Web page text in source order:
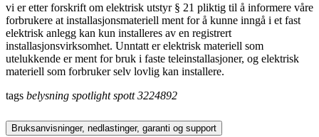
vi er etter forskrift om elektrisk utstyr § 21 pliktig til å informere våre
forbrukere at installasjonsmateriell ment for å kunne inngå i et fast
elektrisk anlegg kan kun installeres av en registrert
installasjonsvirksomhet. Unntatt er elektrisk materiell som
utelukkende er ment for bruk i faste teleinstallasjoner, og elektrisk
materiell som forbruker selv lovlig kan installere.
tags belysning spotlight spott 3224892
Bruksanvisninger, nedlastinger, garanti og support